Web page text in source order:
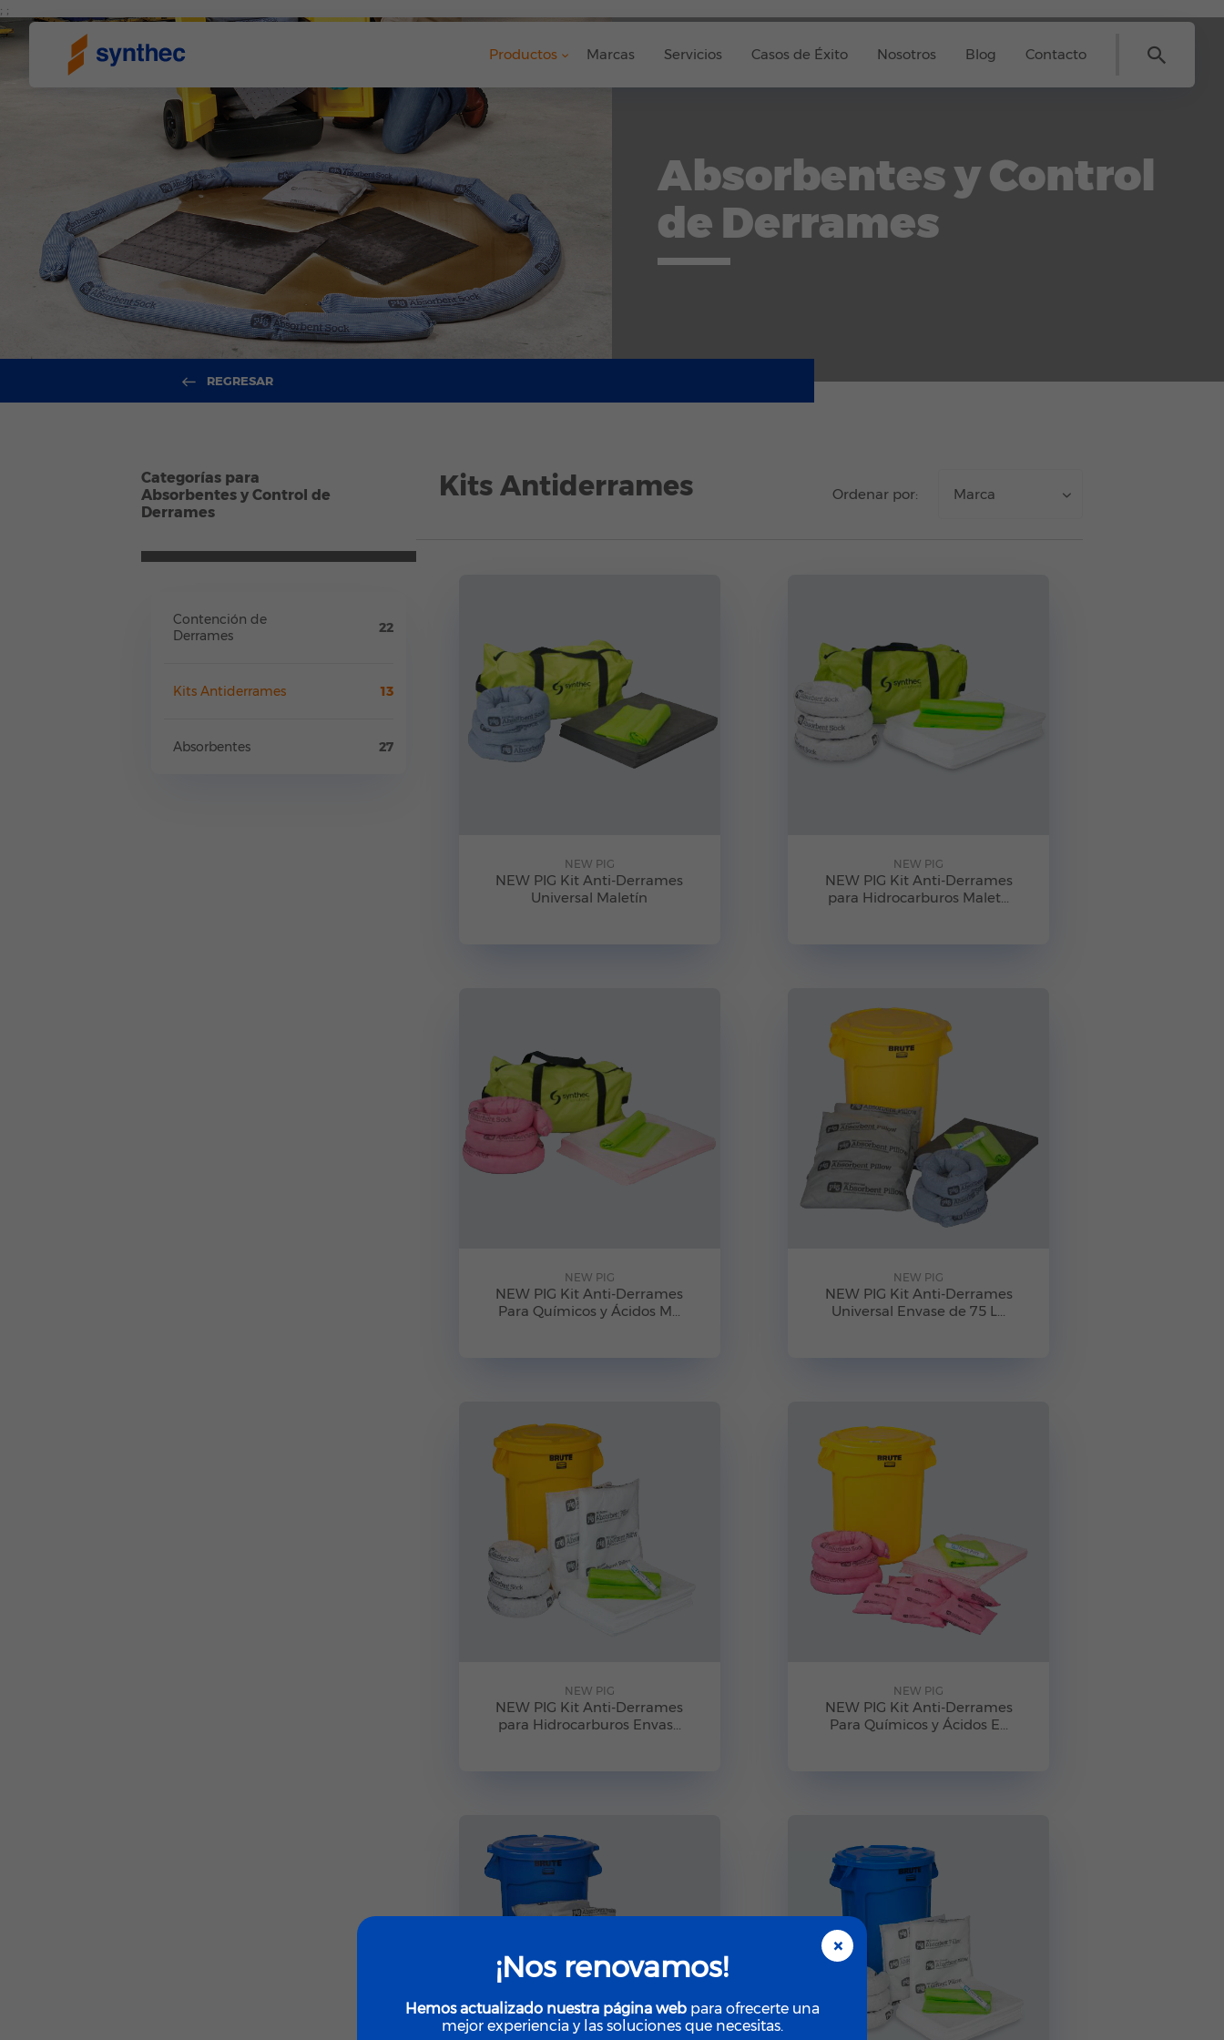
; ;
Productos Marcas Servicios Casos de Éxito Nosotros Blog Contacto
Absorbentes y Control
de Derrames
REGRESAR
Categorías para
Absorbentes y Control de
Derrames
Contención de
Derrames
22
Kits Antiderrames 13
Absorbentes 27
Kits Antiderrames Ordenar por: Marca
NEW PIG
NEW PIG Kit Anti-Derrames
Universal Maletín
NEW PIG
NEW PIG Kit Anti-Derrames
para Hidrocarburos Malet...
NEW PIG
NEW PIG Kit Anti-Derrames
Para Químicos y Ácidos M...
NEW PIG
NEW PIG Kit Anti-Derrames
Universal Envase de 75 L...
NEW PIG
NEW PIG Kit Anti-Derrames
para Hidrocarburos Envas...
NEW PIG
NEW PIG Kit Anti-Derrames
Para Químicos y Ácidos E...
×
¡Nos renovamos!
Hemos actualizado nuestra página webpara ofrecerte una
mejor experiencia y las soluciones que necesitas.